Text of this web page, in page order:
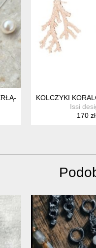
SREBRO 925
KOLCZYKI
Issi
170 zł